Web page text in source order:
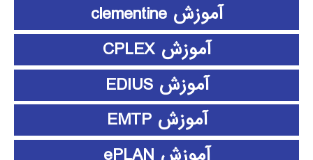
آموزش clementine
آموزش CPLEX
آموزش EDIUS
آموزش EMTP